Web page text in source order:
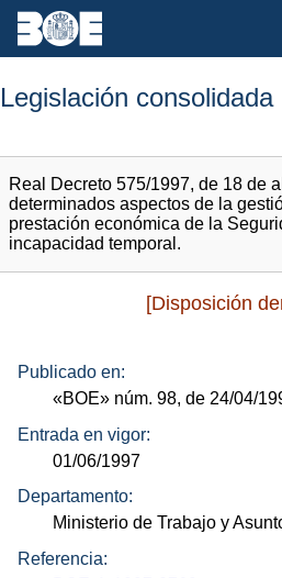
Legislación consolidada
Real Decreto 575/1997, de 18 de
determinados aspectos de la
prestación económica de la
incapacidad temporal.
[Disposición
Publicado en:
«BOE» núm. 98, de 24/04/
Entrada en vigor:
01/06/1997
Departamento:
Ministerio de Trabajo y
Referencia: